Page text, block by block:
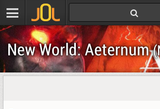
New World: Aeternum